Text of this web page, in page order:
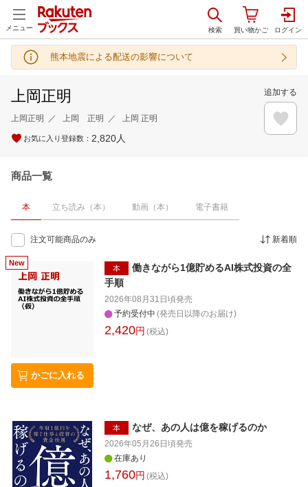
メニュー
熊本地震による配送の影響について
上岡正明
上岡正明 上岡 正明 上岡 正明
お気に入り登録数： 2,820人
追加する
商品一覧
本 立ち読み（本） 動画（本） 電子書籍
注文可能商品のみ 新着順
かごに入れる
本
働きながら1億貯めるAI株式投資の全
手順
2026年08月31日頃発売
予約受付中 (発売日以降のお届け)
2,420円 (税込)
本 なぜ、あの人は億を稼げるのか
2026年05月26日頃発売
在庫あり
1,760円 (税込)